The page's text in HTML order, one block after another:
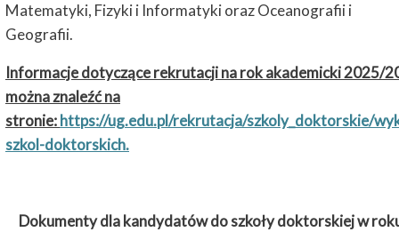
Matematyki, Fizyki i Informatyki oraz Oceanografii i
Geografii.
Informacje dotyczące rekrutacji na rok akademicki 2025/
można znaleźć na
stronie:https://ug.edu.pl/rekrutacja/szkoly_doktorskie/
szkol-doktorskich.
Dokumenty dla kandydatów do szkoły doktorskiej w